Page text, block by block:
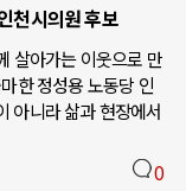
천시의원 후보
살아가는 이웃으로 만
한 정성용 노동당 인
아니라 삶과 현장에서
0